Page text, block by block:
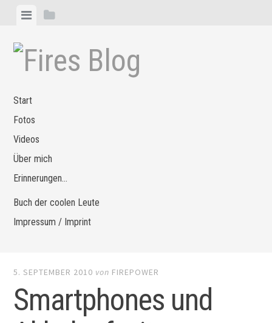
Zum
springen
MenüSeitenleiste
Start
Fotos
Videos
Über mich
Erinnerungen…
Buch der coolen Leute
Impressum / Imprint
5. SEPTEMBER 2010 von FIREPOWER
Smartphones und